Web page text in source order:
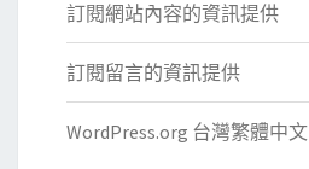
訂閱網站內容的資訊提供
訂閱留言的資訊提供
WordPress.org 台灣繁體中文